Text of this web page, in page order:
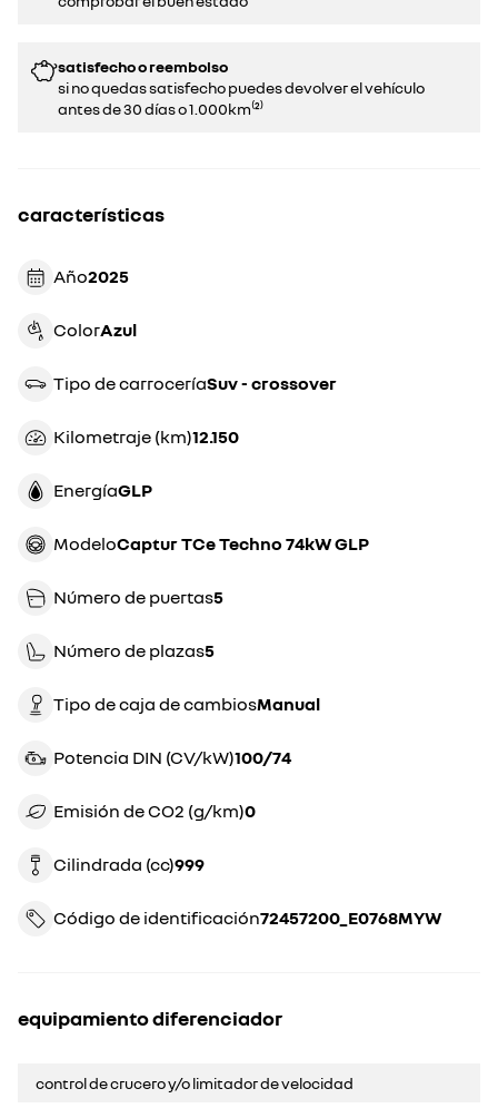
satisfecho o reembolso
si no quedas satisfecho puedes devolver el vehículo
antes de 30 días o 1.000km⁽²⁾
características
Año 2025
Color azul
Tipo de carrocería suv - crossover
Kilometraje (km) 12.150
Energía GLP
Modelo Captur TCe Techno 74kW GLP
Número de puertas5
Número de plazas5
Tipo de caja de cambios manual
Potencia DIN (CV/kW) 100/74
Emisión de CO2 (g/km)0
Cilindrada (cc) 999
Código de identificación 72457200_E0768MYW
equipamiento diferenciador
control de crucero y/o limitador de velocidad